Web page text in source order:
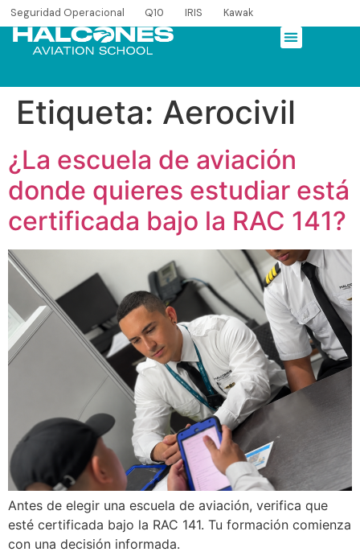
Seguridad Operacional Q10 IRIS Kawak
Etiqueta: Aerocivil
¿La escuela de aviación
donde quieres estudiar está
certificada bajo la RAC 141?
Antes de elegir una escuela de aviación, verifica que
esté certificada bajo la RAC 141. Tu formación comienza
con una decisión informada.